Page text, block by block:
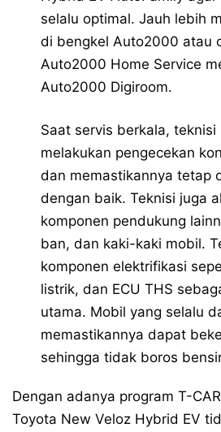
selalu optimal. Jauh lebih
di bengkel Auto2000 atau
Auto2000 Home Service
Auto2000 Digiroom.
Saat servis berkala, teknisi
melakukan pengecekan
dan memastikannya tetap
dengan baik. Teknisi juga
komponen pendukung
ban, dan kaki-kaki mobil.
komponen elektrifikasi
listrik, dan ECU THS
utama. Mobil yang selalu
memastikannya dapat
sehingga tidak boros
Dengan adanya program T-
Toyota New Veloz Hybrid EV